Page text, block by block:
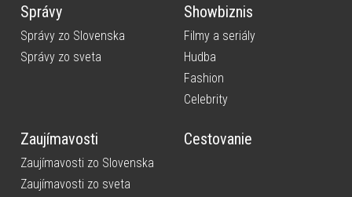
Správy
Správy zo Slovenska
Správy zo sveta
Showbiznis
Filmy a seriály
Hudba
Fashion
Celebrity
Zaujímavosti
Zaujímavosti zo Slovenska
Zaujímavosti zo sveta
Cestovanie